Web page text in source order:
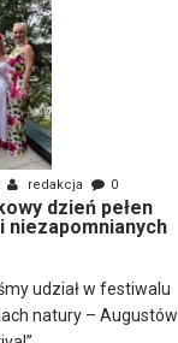
redakcja 0
dzień pełen
niezapomnianych
udział w festiwalu
natury – Augustów